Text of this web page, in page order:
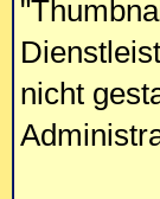
nicht